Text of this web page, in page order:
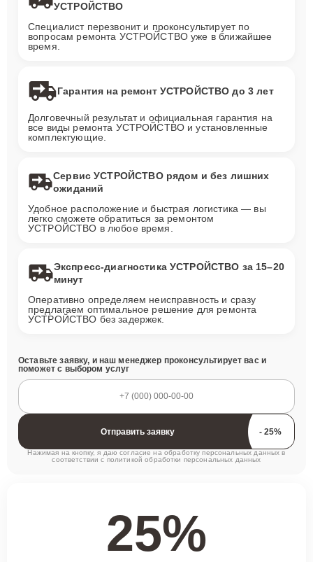
УСТРОЙСТВО
Специалист перезвонит и проконсультирует по
вопросам ремонта УСТРОЙСТВО уже в ближайшее
время.
Гарантия на ремонт УСТРОЙСТВО до 3 лет
Долговечный результат и официальная гарантия на
все виды ремонта УСТРОЙСТВО и установленные
комплектующие.
Сервис УСТРОЙСТВО рядом и без лишних
ожиданий
Удобное расположение и быстрая логистика — вы
легко сможете обратиться за ремонтом
УСТРОЙСТВО в любое время.
Экспресс-диагностика УСТРОЙСТВО за 15–20
минут
Оперативно определяем неисправность и сразу
предлагаем оптимальное решение для ремонта
УСТРОЙСТВО без задержек.
Оставьте заявку, и наш менеджер проконсультирует вас и
поможет с выбором услуг
Отправить заявку
Нажимая на кнопку, я даю согласие на обработку персональных данных в
соответствии с политикой обработки персональных данных
25%